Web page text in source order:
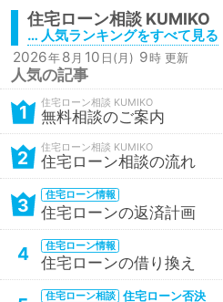
住宅ローン相談
… 人気ランキングをすべて見る
2026年8 月 10 日(月) 9時 更新
人気の記事
1 住宅ローン相談
無料相談のご案内
2 住宅ローン相談
住宅ローン相談の流れ
3 住宅ローン情報
住宅ローンの返済計画
4 住宅ローン情報
住宅ローンの借り換え
住宅ローン相談 住宅ローン否決